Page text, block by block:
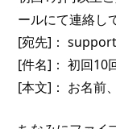
ールにて連絡し
[宛先]：
[件名]： 初回10
[本文]： お名前